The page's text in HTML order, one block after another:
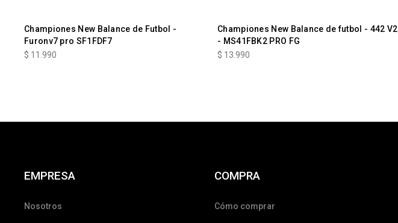
Championes New Balance de Futbol -
Furonv7 pro SF1FDF7
$ 11.990
Championes New Balance de futbol - 442 V2
- MS41FBK2 PRO FG
$ 13.990
EMPRESA
Nosotros
COMPRA
Cómo comprar